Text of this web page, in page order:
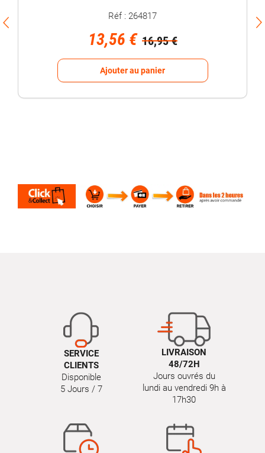
Réf : 264817
13,56 € 16,95 €
Ajouter au panier
SERVICE
CLIENTS
Disponible
5 Jours / 7
LIVRAISON
48/72H
Jours ouvrés du
lundi au vendredi 9h à
17h30